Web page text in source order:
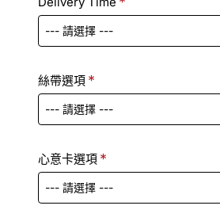
絲帶選項
心意卡選項